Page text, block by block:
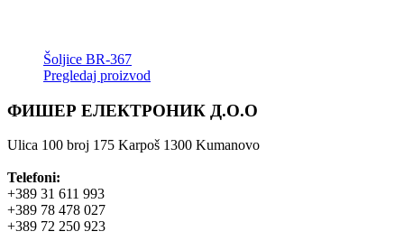
Šoljice BR-367
Pregledaj proizvod
ФИШЕР ЕЛЕКТРОНИК Д.О.О
Ulica 100 broj 175 Karpoš 1300 Kumanovo
Telefoni:
+389 31 611 993
+389 78 478 027
+389 72 250 923